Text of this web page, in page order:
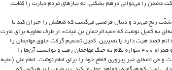
دشمن را می‌توانی درهم بشکنی، نه نیازهای مردم دیارت را کفایت
شدّت رنج می‌برد و دنبال فرصتی می‌گشت که ضعفش را جبران کند تا
به کمیل نوشت که «عبدالرحمان بن غیاث» از طرف معاویه برای غارت
قصد هیت دارد یا نصیبین. کمیل تصمیم گرفت جلوی مهاجمان را
بگیرد، او ۶۰۰ نفر پیاده نظام، برای حفاظت از شهر گمارد و همراه ۴۰۰ سواره نظام به جنگ مهاجمان رفت و توانست آن‌ها را
نامه‌ای خبر پیروزی قاطع خود را برای امام نوشت. امام علی (علیه